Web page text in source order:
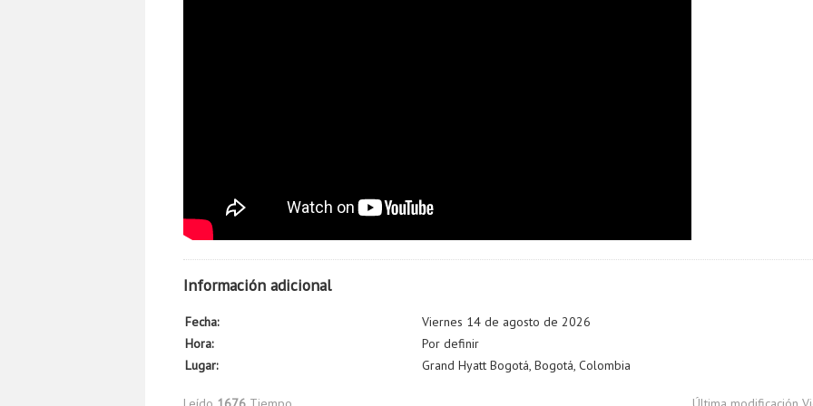
Información adicional
Fecha:
Viernes 14 de agosto de 2026
Hora:
Por definir
Lugar:
Grand Hyatt Bogotá, Bogotá, Colombia